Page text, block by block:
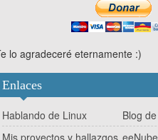
lo agradeceré eternamente :)
Enlaces
Hablando de Linux
Blog